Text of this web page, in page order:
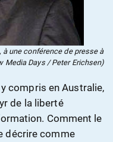
une conférence de presse à
Media Days / Peter Erichsen)
y compris en Australie,
de la liberté
Comment le
décrire comme